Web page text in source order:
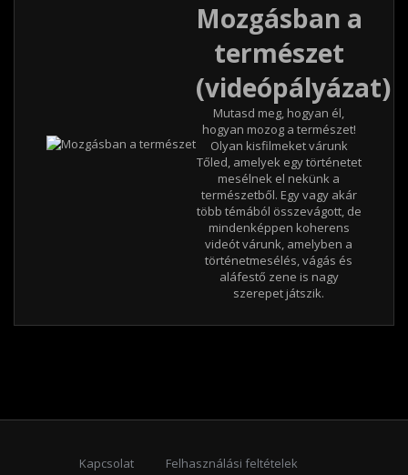
Mozgásban a
természet
(videópályázat)
Mutasd meg, hogyan él,
hogyan mozog a természet!
Olyan kisfilmeket várunk
Tőled, amelyek egy történetet
mesélnek el nekünk a
természetből. Egy vagy akár
több témából összevágott, de
mindenképpen koherens
videót várunk, amelyben a
történetmesélés, vágás és
aláfestő zene is nagy
szerepet játszik.
Kapcsolat
Felhasználási feltételek